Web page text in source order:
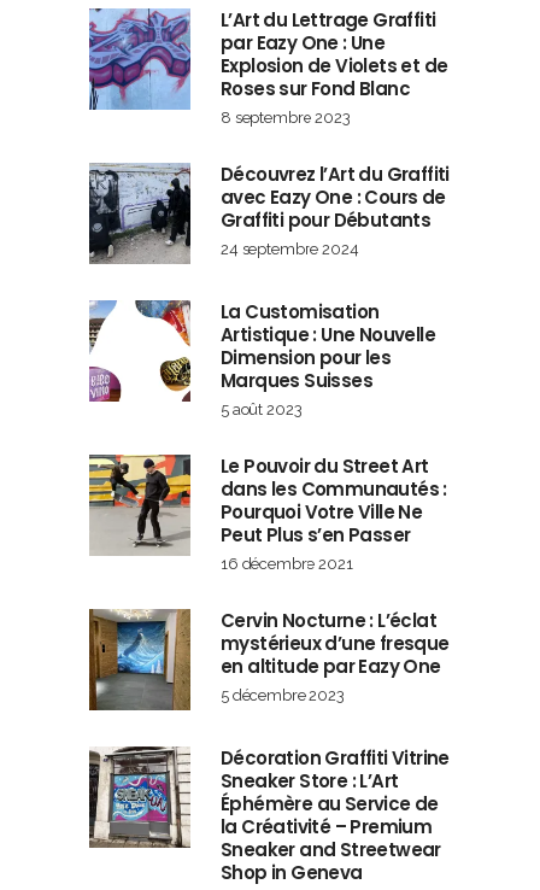
L’Art du Lettrage Graffiti
par Eazy One : Une
Explosion de Violets et de
Roses sur Fond Blanc
8 septembre 2023
Découvrez l’Art du Graffiti
avec Eazy One : Cours de
Graffiti pour Débutants
24 septembre 2024
La Customisation
Artistique : Une Nouvelle
Dimension pour les
Marques Suisses
5 août 2023
Le Pouvoir du Street Art
dans les Communautés :
Pourquoi Votre Ville Ne
Peut Plus s’en Passer
16 décembre 2021
Cervin Nocturne : L’éclat
mystérieux d’une fresque
en altitude par Eazy One
5 décembre 2023
Décoration Graffiti Vitrine
Sneaker Store : L’Art
Éphémère au Service de
la Créativité – Premium
Sneaker and Streetwear
Shop in Geneva